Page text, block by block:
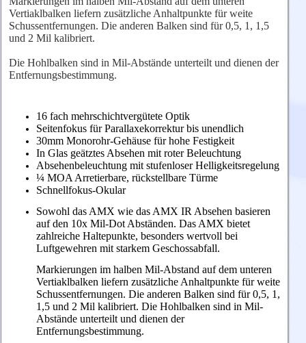
Vertiaklbalken liefern zusätzliche Anhaltpunkte für weite
Schussentfernungen. Die anderen Balken sind für 0,5, 1, 1,5
und 2 Mil kalibriert.
Die Hohlbalken sind in Mil-Abstände unterteilt und dienen der
Entfernungsbestimmung.
16 fach mehrschichtvergütete Optik
Seitenfokus für Parallaxekorrektur bis unendlich
30mm Monorohr-Gehäuse für hohe Festigkeit
In Glas geätztes Absehen mit roter Beleuchtung
Absehenbeleuchtung mit stufenloser Helligkeitsregelung
¼ MOA Arretierbare, rückstellbare Türme
Schnellfokus-Okular
Sowohl das AMX wie das AMX IR Absehen basieren
auf den 10x Mil-Dot Abständen. Das AMX bietet
zahlreiche Haltepunkte, besonders wertvoll bei
Luftgewehren mit starkem Geschossabfall.
Markierungen im halben Mil-Abstand auf dem unteren
Vertiaklbalken liefern zusätzliche Anhaltpunkte für weite
Schussentfernungen. Die anderen Balken sind für 0,5, 1,
1,5 und 2 Mil kalibriert. Die Hohlbalken sind in Mil-
Abstände unterteilt und dienen der
Entfernungsbestimmung.